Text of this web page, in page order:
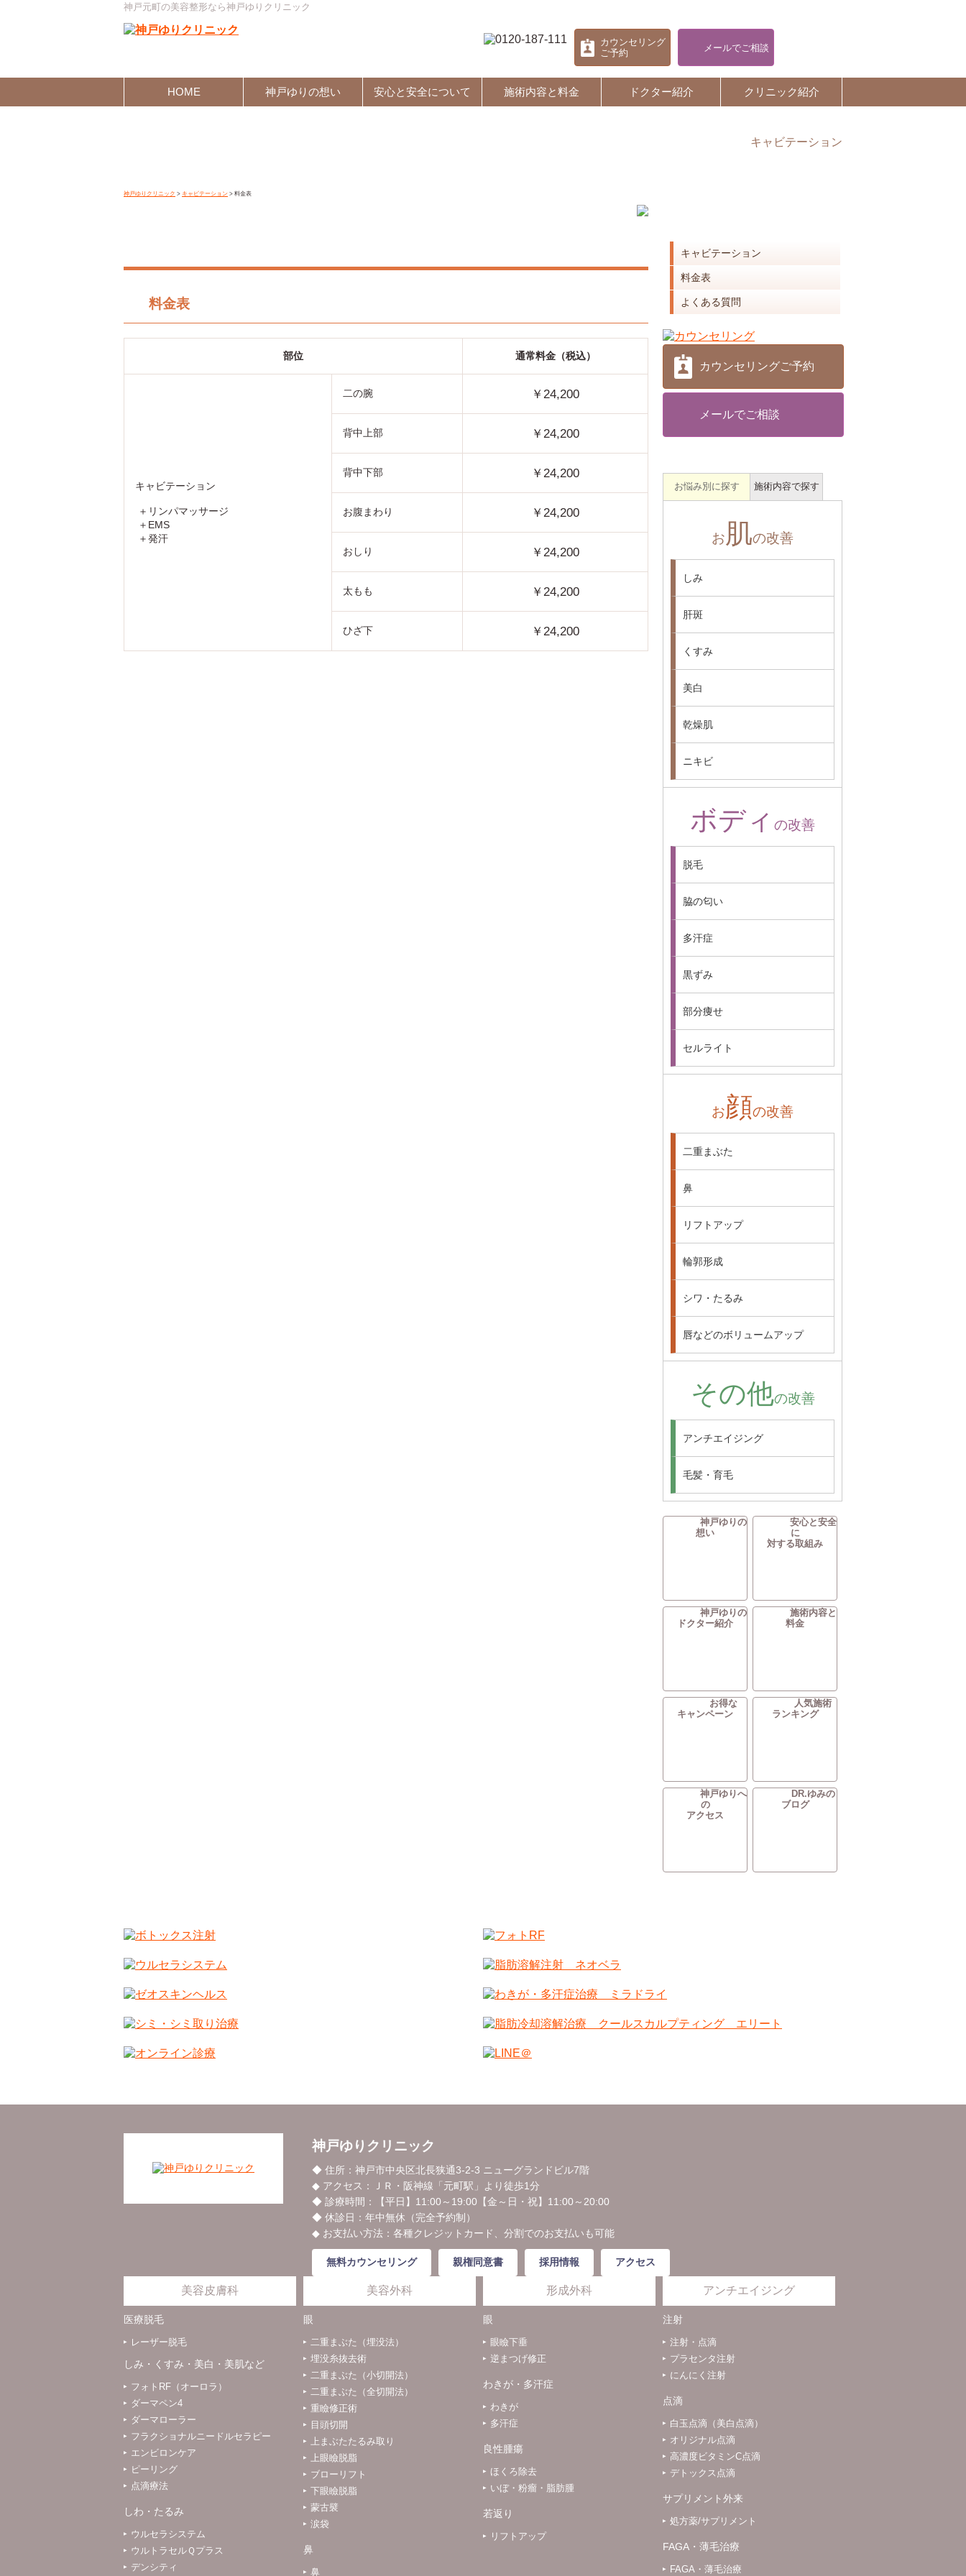
神戸元町の美容整形なら神戸ゆりクリニック
カウンセリング
ご予約
メールでご相談
HOME 神戸ゆりの想い 安心と安全について 施術内容と料金 ドクター紹介 クリニック紹介
キャビテーション
神戸ゆりクリニック > キャビテーション > 料金表
料金表
部位 通常料金（税込）
キャビテーション
＋リンパマッサージ
＋EMS
＋発汗
二の腕 ￥24,200
背中上部 ￥24,200
背中下部 ￥24,200
お腹まわり ￥24,200
おしり ￥24,200
太もも ￥24,200
ひざ下 ￥24,200
キャビテーション
料金表
よくある質問
カウンセリングご予約
メールでご相談
お悩み別に探す 施術内容で探す
お 肌の改善
しみ
肝斑
くすみ
美白
乾燥肌
ニキビ
ボディ の改善
脱毛
脇の匂い
多汗症
黒ずみ
部分痩せ
セルライト
お顔の改善
二重まぶた
鼻
リフトアップ
輪郭形成
シワ・たるみ
唇などのボリュームアップ
その他の改善
アンチエイジング
毛髪・育毛
神戸ゆりの
想い
安心と安全
に
対する取組み
神戸ゆりの
ドクター紹介
施術内容と
料金
お得な
キャンペーン
人気施術
ランキング
神戸ゆりへ
の
アクセス
DR.ゆみの
ブログ
神戸ゆりクリニック
◆ 住所：神戸市中央区北長狭通3-2-3 ニューグランドビル7階
◆ アクセス：ＪＲ・阪神線「元町駅」より徒歩1分
◆ 診療時間：【平日】11:00～19:00【金～日・祝】11:00～20:00
◆ 休診日：年中無休（完全予約制）
◆ お支払い方法：各種クレジットカード、分割でのお支払いも可能
無料カウンセリング 親権同意書 採用情報 アクセス
美容皮膚科
医療脱毛
レーザー脱毛
しみ・くすみ・美白・美肌など
フォトRF（オーロラ）
ダーマペン4
ダーマローラー
フラクショナルニードルセラピー
エンビロンケア
ピーリング
点滴療法
しわ・たるみ
ウルセラシステム
ウルトラセルＱプラス
デンシティ
美容外科
眼
二重まぶた（埋没法）
埋没糸抜去術
二重まぶた（小切開法）
二重まぶた（全切開法）
重瞼修正術
目頭切開
上まぶたたるみ取り
上眼瞼脱脂
ブローリフト
下眼瞼脱脂
蒙古襞
涙袋
鼻
鼻
形成外科
眼
眼瞼下垂
逆まつげ修正
わきが・多汗症
わきが
多汗症
良性腫瘍
ほくろ除去
いぼ・粉瘤・脂肪腫
若返り
リフトアップ
アンチエイジング
注射
注射・点滴
プラセンタ注射
にんにく注射
点滴
白玉点滴（美白点滴）
オリジナル点滴
高濃度ビタミンC点滴
デトックス点滴
サプリメント外来
処方薬/サプリメント
FAGA・薄毛治療
FAGA・薄毛治療